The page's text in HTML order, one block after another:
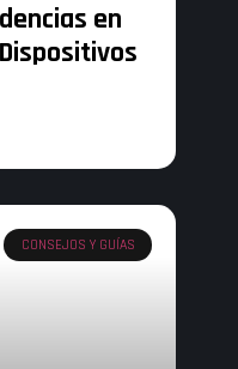
en
CONSEJOS Y GUÍAS